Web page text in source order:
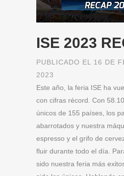
ISE 2023
PUBLICADO EL 16 DE
2023
Este año, la feria ISE ha
con cifras récord. Con
únicos de 155 países, los
abarrotados y nuestra
espresso y el grifo de
fluir durante todo el día.
sido nuestra feria más